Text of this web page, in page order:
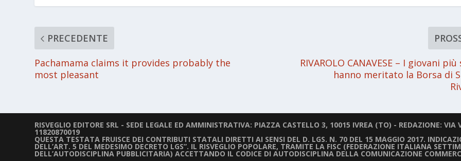
PRECEDENTE
Pachamama claims it provides probably the
most pleasant
RIVAROLO CANAVESE – I giovani
hanno meritato la Borsa di
RISVEGLIO EDITORE SRL - SEDE LEGALE ED AMMINISTRATIVA: PIAZZA CASTELLO 3, 10015 IVREA (TO) - REDAZIONE:
11820870019
QUESTA TESTATA FRUISCE DEI CONTRIBUTI STATALI DIRETTI AI SENSI DEL D. LGS. N. 70 DEL 15 MAGGIO 2017.
DELL’ART. 5 DEL MEDESIMO DECRETO LGS”. IL RISVEGLIO POPOLARE, TRAMITE LA FISC (FEDERAZIONE ITALIANA
DELL’AUTODISCIPLINA PUBBLICITARIA) ACCETTANDO IL CODICE DI AUTODISCIPLINA DELLA COMUNICAZIONE